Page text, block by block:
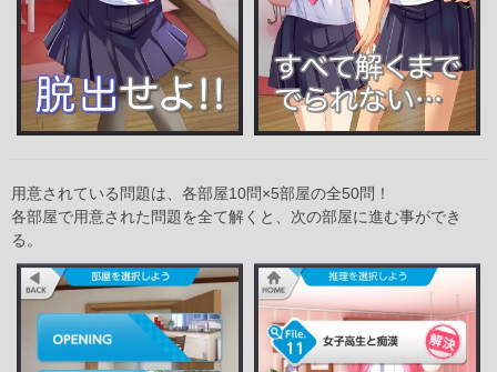
用意されている問題は、各部屋10問×5部屋の全50問！
各部屋で用意された問題を全て解くと、次の部屋に進む事ができ
る。